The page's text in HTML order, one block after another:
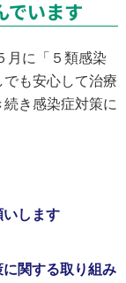
でいます
月に「５類感染
も安心して治療
き感染症対策に
いします
関する取り組み